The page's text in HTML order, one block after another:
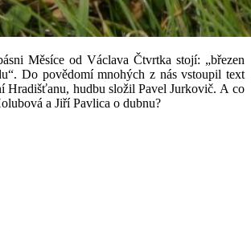
Měsíce od Václava Čtvrtka stojí: „březen
Do povědomí mnohých z nás vstoupil text
Hradišťanu, hudbu složil Pavel Jurkovič. A co
a Jiří Pavlica o dubnu?